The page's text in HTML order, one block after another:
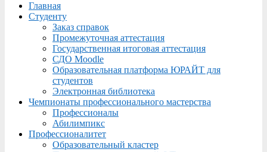
Menu
Главная
Студенту
Заказ справок
Промежуточная аттестация
Государственная итоговая аттестация
СДО Moodle
Образовательная платформа ЮРАЙТ для
студентов
Электронная библиотека
Чемпионаты профессионального мастерства
Профессионалы
Абилимпикс
Профессионалитет
Образовательный кластер